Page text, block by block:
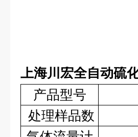
上海川宏全自动硫
产品型号
处理样品数